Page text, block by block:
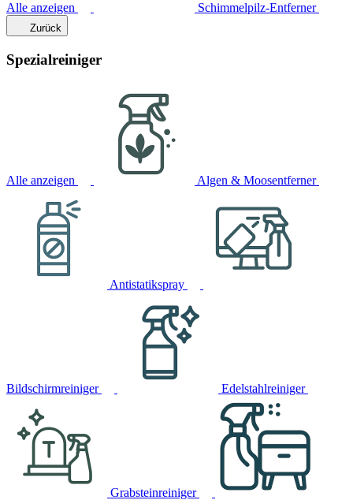
Alle anzeigen Schimmelpilz-Entferner
Zurück
Spezialreiniger
Alle anzeigen Algen & Moosentferner
Antistatikspray
Bildschirmreiniger Edelstahlreiniger
Grabsteinreiniger